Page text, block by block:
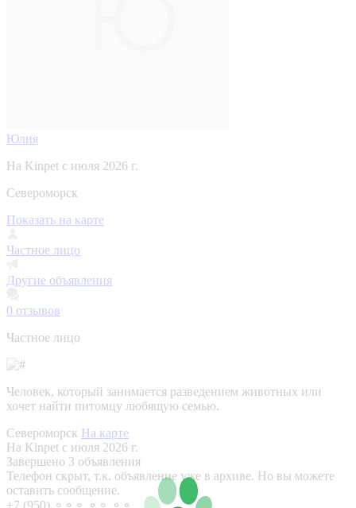
Юлия
На Kinpet c июля 2026 г.
Североморск
Показать на карте
Частное лицо
Другие объявления
0 отзывов
Частное лицо
Человек, который занимается разведением животных или
хочет найти питомцу любящую семью.
Североморск На карте
На Kinpet c июля 2026 г.
Завершено 3 объявления
Телефон скрыт, т.к. объявление уже в архиве. Но вы можете
оставить сообщение.
+7 (950) ⚬⚬⚬ ⚬⚬ ⚬⚬